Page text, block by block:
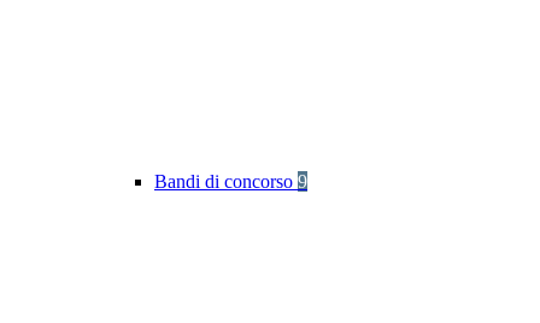
Bandi di concorso 9